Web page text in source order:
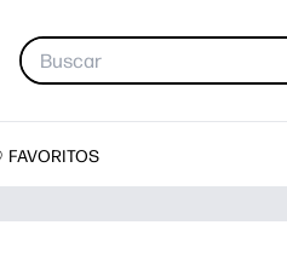
FAVORITOS